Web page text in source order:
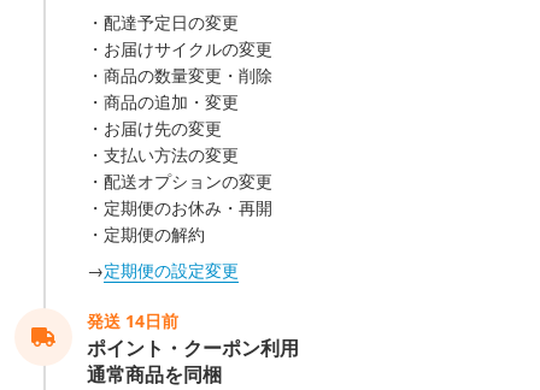
配達予定日の変更
お届けサイクルの変更
商品の数量変更・削除
商品の追加・変更
お届け先の変更
支払い方法の変更
配送オプションの変更
定期便のお休み・再開
定期便の解約
→定期便の設定変更
発送 14日前
ポイント・クーポン利用
通常商品を同梱